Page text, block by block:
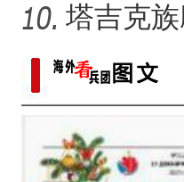
“
塑述说“
塔吉克
求美好生